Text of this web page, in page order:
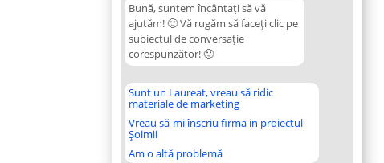
Bună, suntem încântați să vă
ajutăm! 🙂 Vă rugăm să faceți clic pe
subiectul de conversație
corespunzător! 🙂
Sunt un Laureat, vreau să ridic
materiale de marketing
Vreau să-mi înscriu firma in proiectul
Șoimii
Am o altă problemă